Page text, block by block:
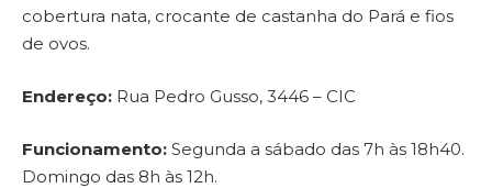
cobertura nata, crocante de castanha do Pará e fios
de ovos.
Endereço: Rua Pedro Gusso, 3446 – CIC
Funcionamento: Segunda a sábado das 7h às 18h40.
Domingo das 8h às 12h.